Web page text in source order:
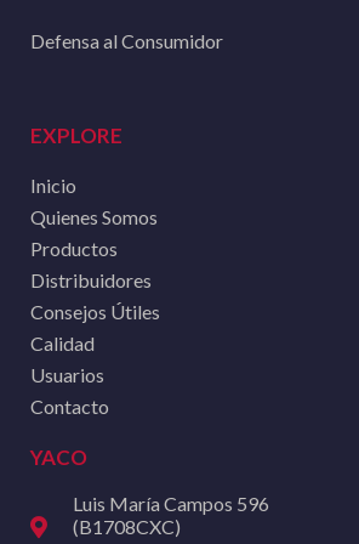
Defensa al Consumidor
EXPLORE
Inicio
Quienes Somos
Productos
Distribuidores
Consejos Útiles
Calidad
Usuarios
Contacto
YACO
Luis María Campos 596
(B1708CXC)